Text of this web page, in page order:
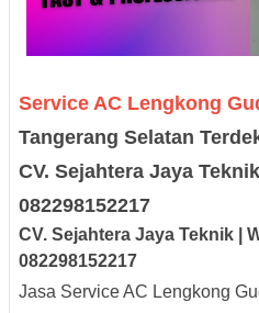
Service AC Lengkong
Tangerang Selatan
CV. Sejahtera Jaya
082298152217
CV. Sejahtera Jaya Teknik |
082298152217
Jasa Service AC Lengkong